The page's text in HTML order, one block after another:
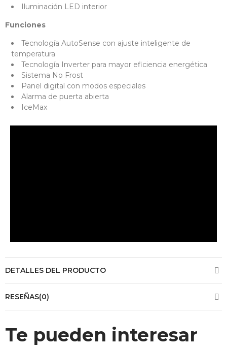
Iluminación LED interior
Funciones
Tecnología AutoSense con ajuste inteligente de
temperatura
Tecnología Inverter para mayor eficiencia energética
Sistema No Frost
Panel digital con modos especiales
Alarma de puerta abierta
IceMax
DETALLES DEL PRODUCTO
RESEÑAS(0)
Te pueden interesar